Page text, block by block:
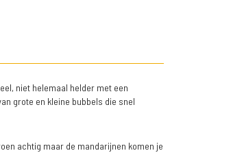
niet helemaal helder met een
grote en kleine bubbels die snel
achtig maar de mandarijnen komen je